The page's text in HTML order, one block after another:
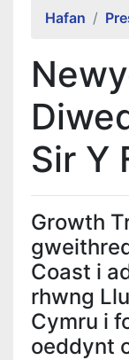
Hafan
Sir Y
Growth
Coast i
rhwng
Cymru i
oeddynt